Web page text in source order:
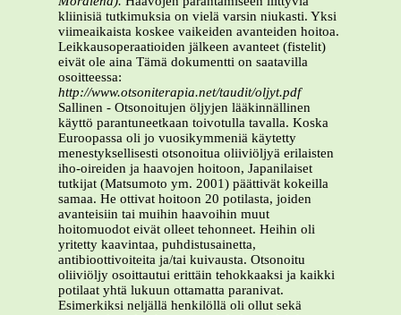
kliinisiä tutkimuksia on vielä varsin niukasti. Yksi
viimeaikaista koskee vaikeiden avanteiden hoitoa.
Leikkausoperaatioiden jälkeen avanteet (fistelit)
eivät ole aina Tämä dokumentti on saatavilla
osoitteessa:
http://www.otsoniterapia.net/taudit/oljyt.pdf
Sallinen - Otsonoitujen öljyjen lääkinnällinen
käyttö parantuneetkaan toivotulla tavalla. Koska
Euroopassa oli jo vuosikymmeniä käytetty
menestyksellisesti otsonoitua oliiviöljyä erilaisten
iho-oireiden ja haavojen hoitoon, Japanilaiset
tutkijat (Matsumoto ym. 2001) päättivät kokeilla
samaa. He ottivat hoitoon 20 potilasta, joiden
avanteisiin tai muihin haavoihin muut
hoitomuodot eivät olleet tehonneet. Heihin oli
yritetty kaavintaa, puhdistusainetta,
antibioottivoiteita ja/tai kuivausta. Otsonoitu
oliiviöljy osoittautui erittäin tehokkaaksi ja kaikki
potilaat yhtä lukuun ottamatta paranivat.
Esimerkiksi neljällä henkilöllä oli ollut sekä